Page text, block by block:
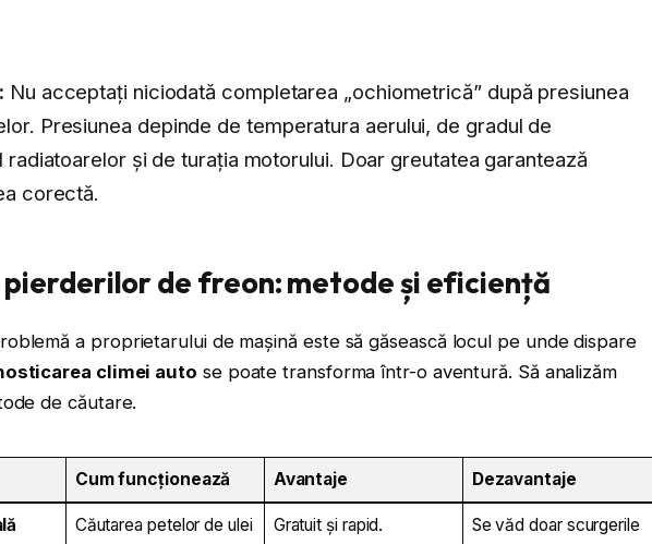
Nu acceptați niciodată completarea „ochiometrică” după presiunea
Presiunea depinde de temperatura aerului, de gradul de
radiatoarelor și de turația motorului. Doar greutatea garantează
corectă.
de freon: metode și eficiență
a proprietarului de mașină este să găsească locul pe unde dispare
climei auto se poate transforma într-o aventură. Să analizăm
de căutare.
Cum funcționează Avantaje Dezavantaje
Căutarea petelor de ulei
Gratuit și rapid.
Se văd doar scurgerile